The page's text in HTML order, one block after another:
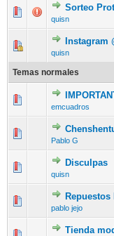
Sorteo
quisn
Instagram
quisn
Temas normales
emcuadros
Pablo G
Disculpas
quisn
Repuestos
pablo jejo
Tienda